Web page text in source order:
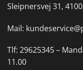
Sleipnersvej 31,
Mail:
Tlf: 29625345 –
11.00